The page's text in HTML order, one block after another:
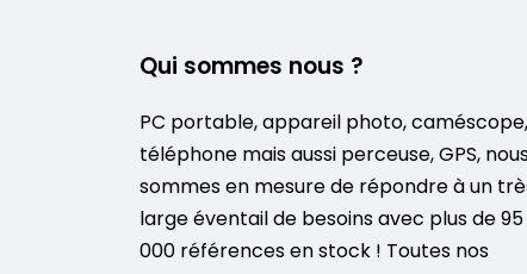
Qui sommes nous ?
PC portable, appareil photo, caméscope,
téléphone mais aussi perceuse, GPS,
sommes en mesure de répondre à un
large éventail de besoins avec plus de 95
000 références en stock ! Toutes nos